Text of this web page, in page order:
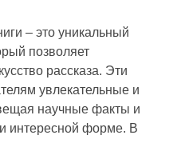
– это уникальный
позволяет
рассказа. Эти
увлекательные и
научные факты и
интересной форме. В